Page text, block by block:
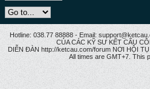
Hotline: 038.77 88888 - Email:
CỦA CÁC KỸ SƯ KẾT CẤU
DIỄN ĐÀN http://ketcau.com/forum NƠI HỘI
All times are GMT+7. This